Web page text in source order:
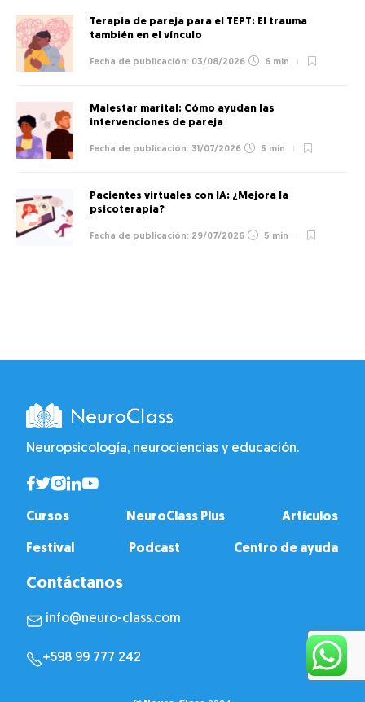
Terapia de pareja para el TEPT: El trauma
también en el vínculo
03/08/2026 6 min
Malestar marital: Cómo ayudan las
intervenciones de pareja
31/07/2026 5 min
Pacientes virtuales con IA: ¿Mejora la
psicoterapia?
29/07/2026 5 min
Neuropsicología, neurociencias y educación.
Cursos NeuroClass Plus Artículos
Festival Podcast Centro de ayuda
Contáctanos
info@neuro-class.com
+598 99 777 242